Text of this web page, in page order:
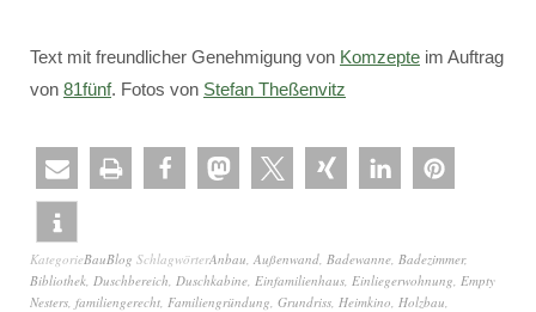
Text mit freundlicher Genehmigung von Komzepte im Auftrag
von 81fünf. Fotos von Stefan Theßenvitz
KategorieBauBlog SchlagwörterAnbau, Außenwand, Badewanne, Badezimmer,
Bibliothek, Duschbereich, Duschkabine, Einfamilienhaus, Einliegerwohnung, Empty
Nesters, familiengerecht, Familiengründung, Grundriss, Heimkino, Holzbau,